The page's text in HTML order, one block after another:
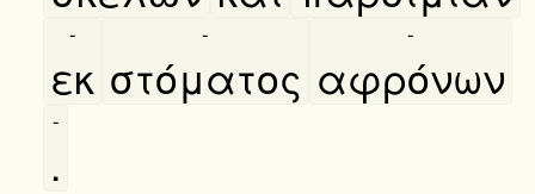
εκ
-
στόματος
-
αφρόνων
-
.
-